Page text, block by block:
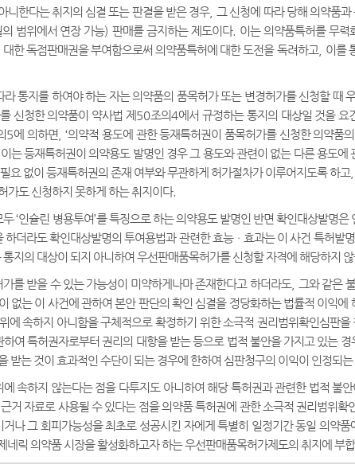
니한다는 취지의 심결 또는 판결을 받은 경우, 그 신청에 따라 당해 의약품
의 범위에서 연장 가능) 판매를 금지하는 제도이다. 이는 의약품특허를 무력
한 독점판매권을 부여함으로써 의약품특허에 대한 도전을 독려하고
이를
라 통지를 하여야 하는 자는 의약품의 품목허가 또는 변경허가를 신청할 때
신청한 의약품이 약사법 제 50조의4에서 규정하는 통지의 대상일 것을 요
5에 의하면 , ‘의약적 용도에 관한 등재특허권이 품목허가를 신청한 의약품
이는 등재특허권이 의약용도 발명인 경우 그 용도와 관련이 없는 다른 용도에
요 없이 등재특허권의 존재 여부와 무관하게 허가절차가 이루어지도록 하고
가도 신청하지 못하게 하는 취지이다.
두‘인슐린 병용투여’를 특징으로 하는 의약용도 발명인 반면 확인대상발명은
더라도 확인대상발명의 투여용법과 관련한 효능ㆍ효과는 이 사건 특허발
지의 대상이 되지 아니하여 우선판매품목허가를 신청할 자격에 해당하지
를 받을 수 있는 가능성이 미약하게나마 존재한다고 하더라도
그와 같은
없는 이 사건에 관하여 본안 판단의 확인 심결을 정당화하는 법률적 이익에
에 속하지 아니함을 구체적으로 확정하기 위한 소극적 권리범위확인심판을
여 특허권자로부터 권리의 대항을 받는 등으로 법적 불안을 가지고 있는 경
받는 것이 효과적인 수단이 되는 경우에 한하여 심판청구의 이익이 인정되
속하지 않는다는 점을 다투지도 아니하여 해당 특허권과 관련한 법적 불
거 자료로 사용될 수 있다는 점을 의약품 특허권에 관한 소극적 권리범위확
나 그 회피가능성을 최초로 성공시킨 자에게 특별히 일정기간 동일 의약
네릭 의약품 시장을 활성화하고자 하는 우선판매품목허가제도의 취지에 부